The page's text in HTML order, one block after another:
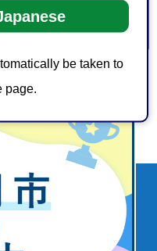
be taken to
page.